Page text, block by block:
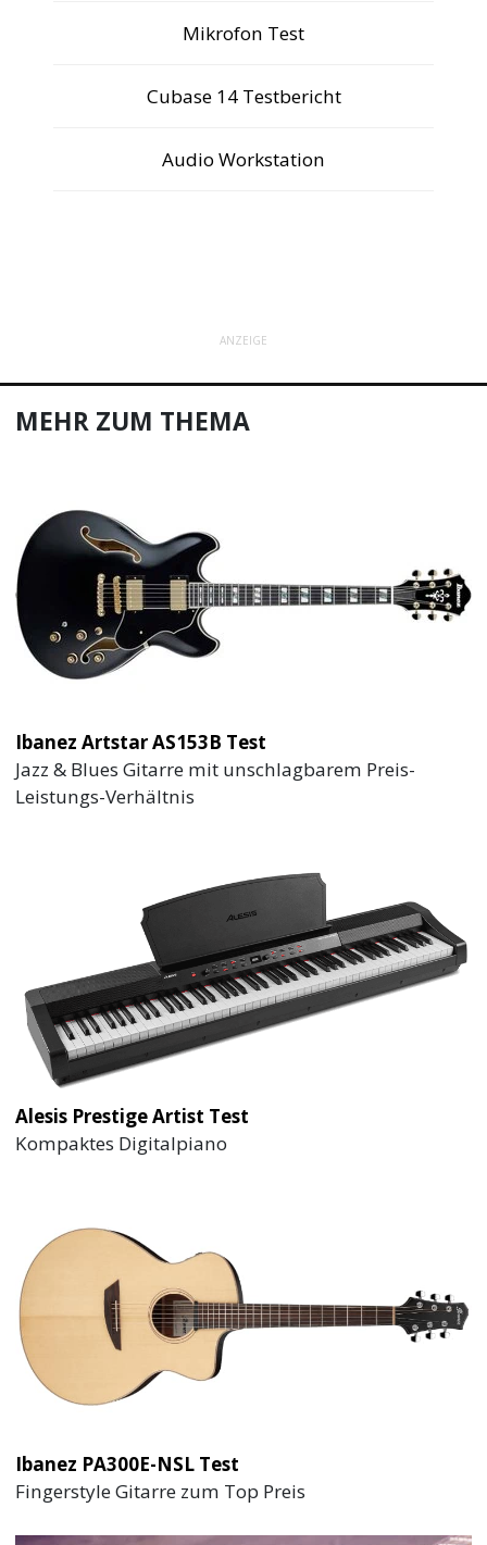
Mikrofon Test
Cubase 14 Testbericht
Audio Workstation
ANZEIGE
MEHR ZUM THEMA
Ibanez Artstar AS153B Test
Jazz & Blues Gitarre mit unschlagbarem Preis-
Leistungs-Verhältnis
Alesis Prestige Artist Test
Kompaktes Digitalpiano
Ibanez PA300E-NSL Test
Fingerstyle Gitarre zum Top Preis